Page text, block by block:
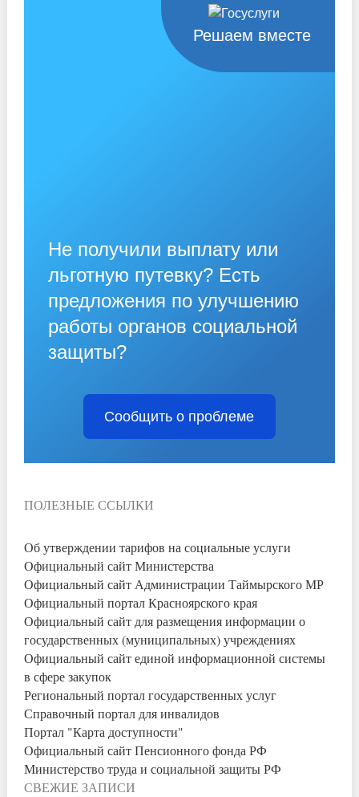
Решаем вместе
Не получили выплату или
льготную путевку? Есть
предложения по улучшению
работы органов социальной
защиты?
Сообщить о проблеме
ПОЛЕЗНЫЕ ССЫЛКИ
Об утверждении тарифов на социальные услуги
Официальный сайт Министерства
Официальный сайт Администрации Таймырского МР
Официальный портал Красноярского края
Официальный сайт для размещения информации о
государственных (муниципальных) учреждениях
Официальный сайт единой информационной системы
в сфере закупок
Региональный портал государственных услуг
Справочный портал для инвалидов
Портал "Карта доступности"
Официальный сайт Пенсионного фонда РФ
Министерство труда и социальной защиты РФ
СВЕЖИЕ ЗАПИСИ